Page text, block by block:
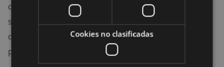
que podría traer es su mejor disolubilidad en el agua;
sin embargo, debemos recordar que en el proceso
digestivo el organismo también «microniza» las
partículas de creatina.
Cookies no clasificadas